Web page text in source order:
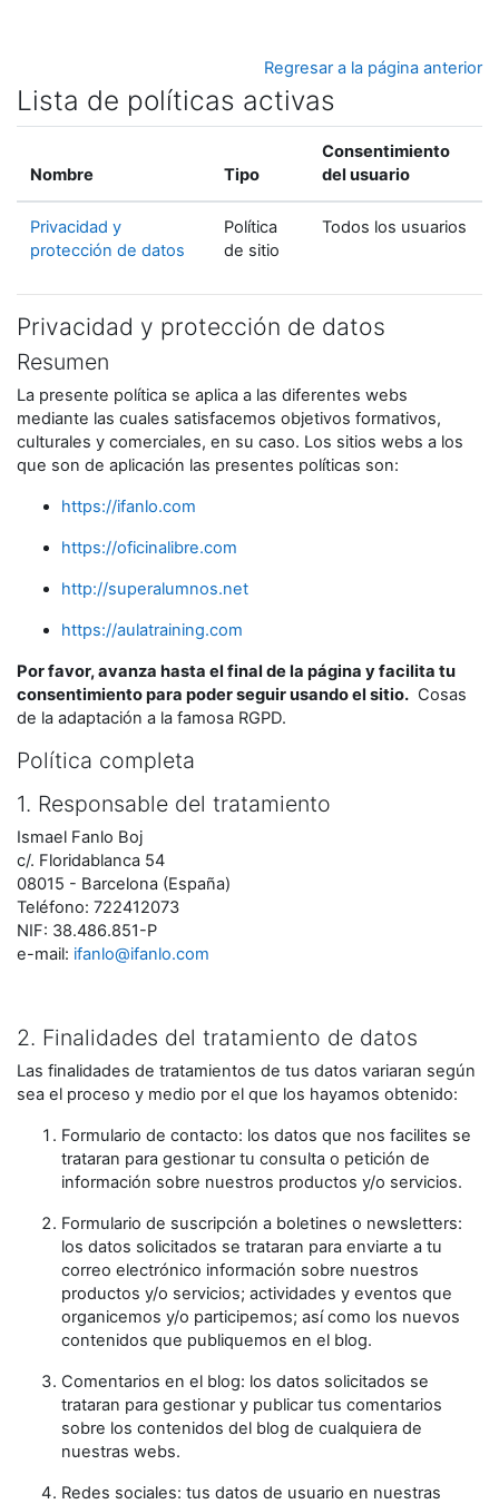
Regresar a la página anterior
Lista de políticas activas
Nombre Tipo
Consentimiento
del usuario
Privacidad y
protección de datos
Política
de sitio
Todos los usuarios
Privacidad y protección de datos
Resumen
La presente política se aplica a las diferentes webs
mediante las cuales satisfacemos objetivos formativos,
culturales y comerciales, en su caso. Los sitios webs a los
que son de aplicación las presentes políticas son:
https://ifanlo.com
https://oficinalibre.com
http://superalumnos.net
https://aulatraining.com
Por favor, avanza hasta el final de la página y facilita tu
consentimiento para poder seguir usando el sitio. Cosas
de la adaptación a la famosa RGPD.
Política completa
1. Responsable del tratamiento
Ismael Fanlo Boj
c/. Floridablanca 54
08015 - Barcelona (España)
Teléfono: 722412073
NIF: 38.486.851-P
e-mail: ifanlo@ifanlo.com
2. Finalidades del tratamiento de datos
Las finalidades de tratamientos de tus datos variaran según
sea el proceso y medio por el que los hayamos obtenido:
Formulario de contacto: los datos que nos facilites se
trataran para gestionar tu consulta o petición de
información sobre nuestros productos y/o servicios.
Formulario de suscripción a boletines o newsletters:
los datos solicitados se trataran para enviarte a tu
correo electrónico información sobre nuestros
productos y/o servicios; actividades y eventos que
organicemos y/o participemos; así como los nuevos
contenidos que publiquemos en el blog.
Comentarios en el blog: los datos solicitados se
trataran para gestionar y publicar tus comentarios
sobre los contenidos del blog de cualquiera de
nuestras webs.
Redes sociales: tus datos de usuario en nuestras